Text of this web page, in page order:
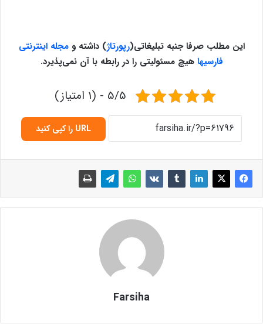
این مطلب صرفا جنبه تبلیغاتی(رپورتاژ)داشته و مجله اینترنتی
فارسیها هیچ مسئولیتی را در رابطه با آن نمی‌پذیرد.
5/5 - (1 امتیاز)
URL را کپی کنید
Farsiha